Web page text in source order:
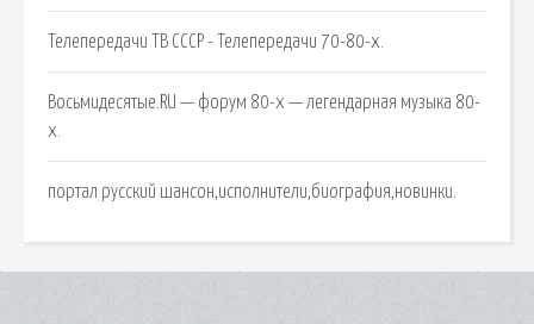
Телепередачи ТВ СССР - Телепередачи 70-80-х.
Восьмидесятые.RU — форум 80-х — легендарная музыка 80-
х.
портал русский шансон,исполнители,биография,новинки.